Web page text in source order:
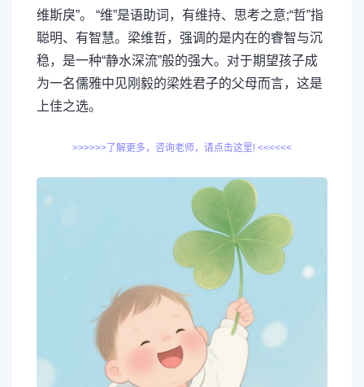
维斯戾”。 “维”是语助词，有维持、思考之意;“哲”指
聪明、有智慧。梁维哲，强调的是内在的睿智与沉
稳，是一种“静水深流”般的强大。对于期望孩子成
为一名儒雅中见刚毅的梁姓君子的父母而言，这是
上佳之选。
>>>>>>了解更多，咨询老师，请点击这里! <<<<<<